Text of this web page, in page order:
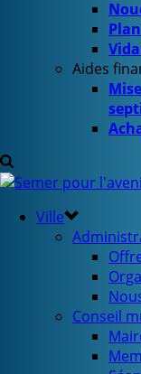
Aides
Ville
Conseil